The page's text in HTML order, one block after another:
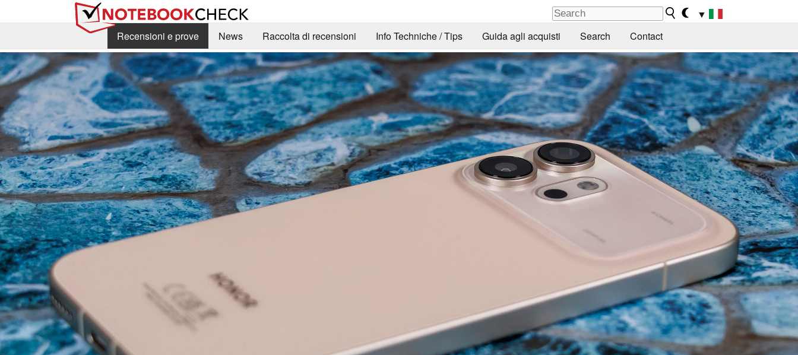
▼
Recensioni e prove
News Raccolta di recensioni Info Techniche / Tips Guida agli acquisti Search Contact